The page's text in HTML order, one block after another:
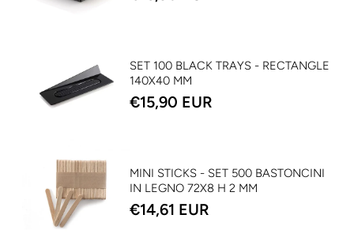
SET 100 BLACK TRAYS - RECTANGLE
140X40 MM
€15,90 EUR
MINI STICKS - SET 500 BASTONCINI
IN LEGNO 72X8 H 2 MM
€14,61 EUR